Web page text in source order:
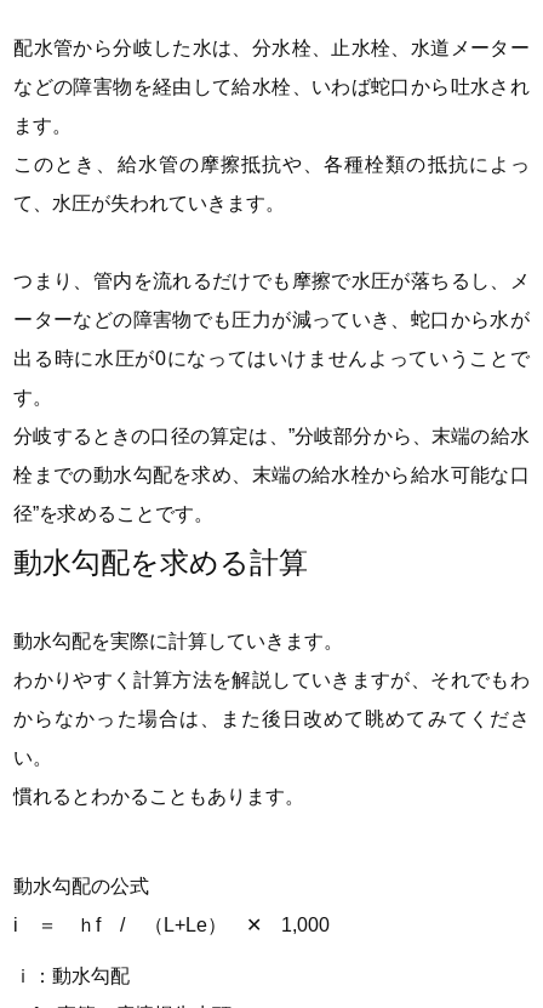
配水管から分岐した水は、分水栓、止水栓、水道メーター
などの障害物を経由して給水栓、いわば蛇口から吐水され
ます。
このとき、給水管の摩擦抵抗や、各種栓類の抵抗によっ
て、水圧が失われていきます。
つまり、管内を流れるだけでも摩擦で水圧が落ちるし、メ
ーターなどの障害物でも圧力が減っていき、蛇口から水が
出る時に水圧が0になってはいけませんよっていうことで
す。
分岐するときの口径の算定は、 ”分岐部分から、末端の給水
栓までの動水勾配を求め、末端の給水栓から給水可能な口
径”を求めることです。
動水勾配を求める計算
動水勾配を実際に計算していきます。
わかりやすく計算方法を解説していきますが、それでもわ
からなかった場合は、また後日改めて眺めてみてくださ
い。
慣れるとわかることもあります。
動水勾配の公式
i ＝ ｈf/ （L+Le） ✕ 1,000
ｉ：動水勾配